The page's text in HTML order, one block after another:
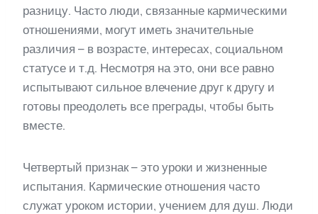
разницу. Часто люди, связанные кармическими
отношениями, могут иметь значительные
различия – в возрасте, интересах, социальном
статусе и т.д. Несмотря на это, они все равно
испытывают сильное влечение друг к другу и
готовы преодолеть все преграды, чтобы быть
вместе.
Четвертый признак – это уроки и жизненные
испытания. Кармические отношения часто
служат уроком истории, учением для душ. Люди